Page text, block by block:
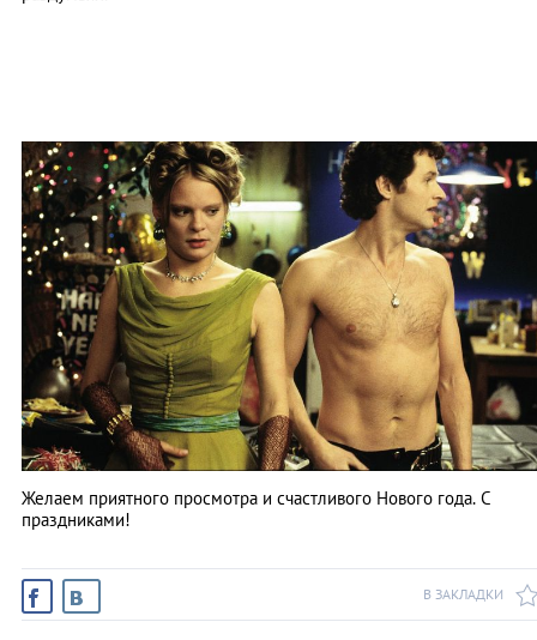
Желаем приятного просмотра и счастливого Нового года. С
праздниками!
В ЗАКЛАДКИ